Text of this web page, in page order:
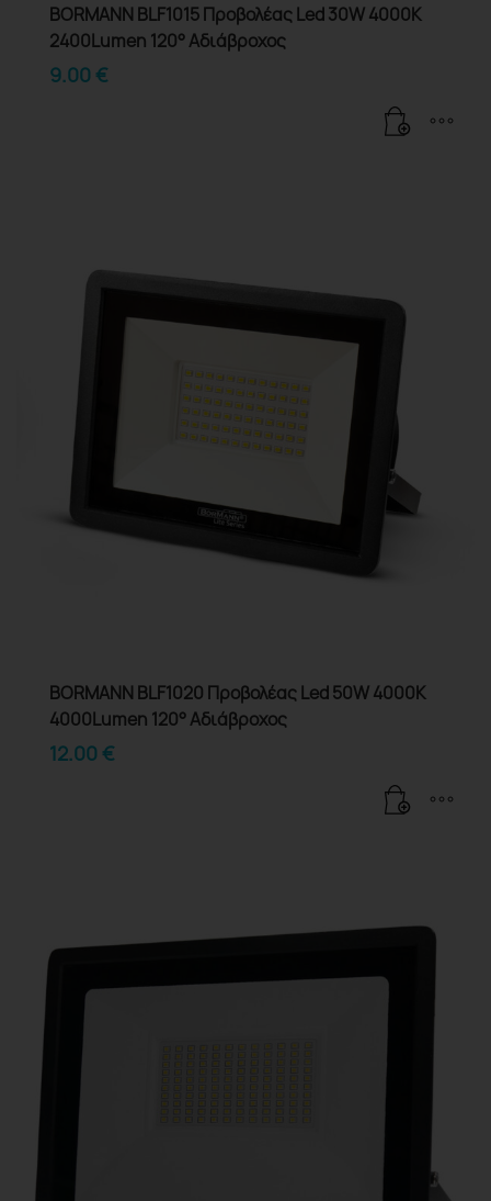
BORMANN BLF1015 Προβολέας Led 30W 4000K
2400Lumen 120° Αδιάβροχος
9.00€
BORMANN BLF1020 Προβολέας Led 50W 4000K
4000Lumen 120° Αδιάβροχος
12.00€